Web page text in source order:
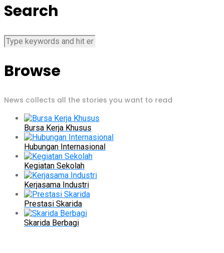
Search
Browse
News collects all the stories you want to read
Bursa Kerja Khusus
Hubungan Internasional
Kegiatan Sekolah
Kerjasama Industri
Prestasi Skarida
Skarida Berbagi